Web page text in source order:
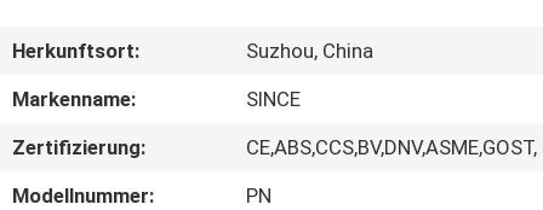
WERKSBESICHTIGUNG
QUALITÄTSKONTROLLE
Herkunftsort:
Suzhou, China
Markenname:
SINCE
Zertifizierung:
CE,ABS,CCS,BV,DNV,ASME,GOST,
Modellnummer:
PN